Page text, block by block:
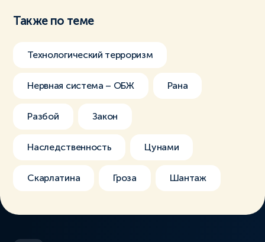
Также по теме
Технологический терроризм
Нервная система – ОБЖ Рана
Разбой Закон
Наследственность Цунами
Скарлатина Гроза Шантаж